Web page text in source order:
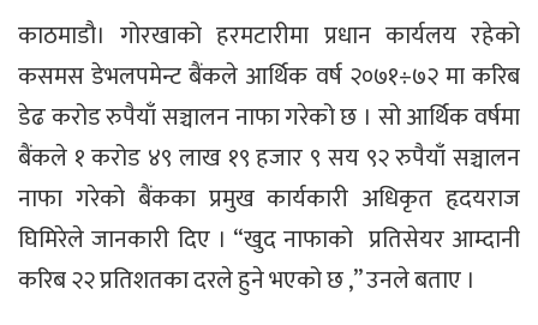
काठमाडौ। गोरखाको हरमटारीमा प्रधान कार्यलय रहेको
कसमस डेभलपमेन्ट बैंकले आर्थिक वर्ष २०७१÷७२ मा करिब
डेढ करोड रुपैयाँ सञ्चालन नाफा गरेको छ । सो आर्थिक वर्षमा
बैंकले १ करोड ४९ लाख १९ हजार ९ सय ९२ रुपैयाँ सञ्चालन
नाफा गरेको बैंकका प्रमुख कार्यकारी अधिकृत हृदयराज
घिमिरेले जानकारी दिए । “खुद नाफाको प्रतिसेयर आम्दानी
करिब २२ प्रतिशतका दरले हुने भएको छ ,” उनले बताए ।